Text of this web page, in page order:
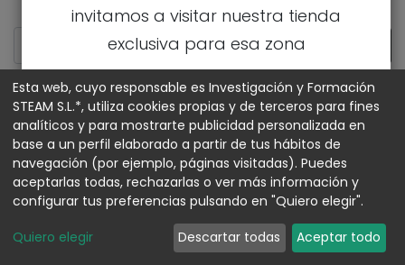
invitamos a visitar nuestra tienda
exclusiva para esa zona
IR A LA TIENDA DE CANARIAS
MOSTRAR CATEGORÍAS
Esta web, cuyo responsable es Investigación y Formación
STEAM S.L.*, utiliza cookies propias y de terceros para fines
analíticos y para mostrarte publicidad personalizada en
base a un perfil elaborado a partir de tus hábitos de
navegación (por ejemplo, páginas visitadas). Puedes
aceptarlas todas, rechazarlas o ver más información y
configurar tus preferencias pulsando en "Quiero elegir".
Quiero elegir Descartar todas Aceptar todo